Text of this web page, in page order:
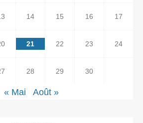
14 15 16 17
21 22 23 24
28 29 30
« Mai Août »